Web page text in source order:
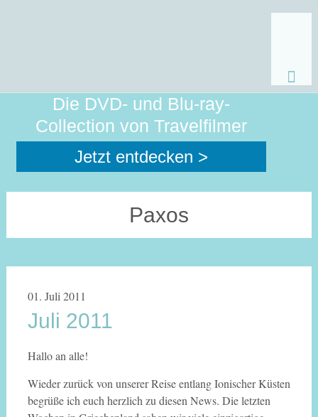
Zum
Die DVD- und Blu-ray-
Collection von Travelfilmer
Jetzt entdecken >
Paxos
01. Juli 2011
Juli 2011
Hallo an alle!
Wieder zurück von unserer Reise entlang Ionischer Küsten
begrüße ich euch herzlich zu diesen News. Die letzten